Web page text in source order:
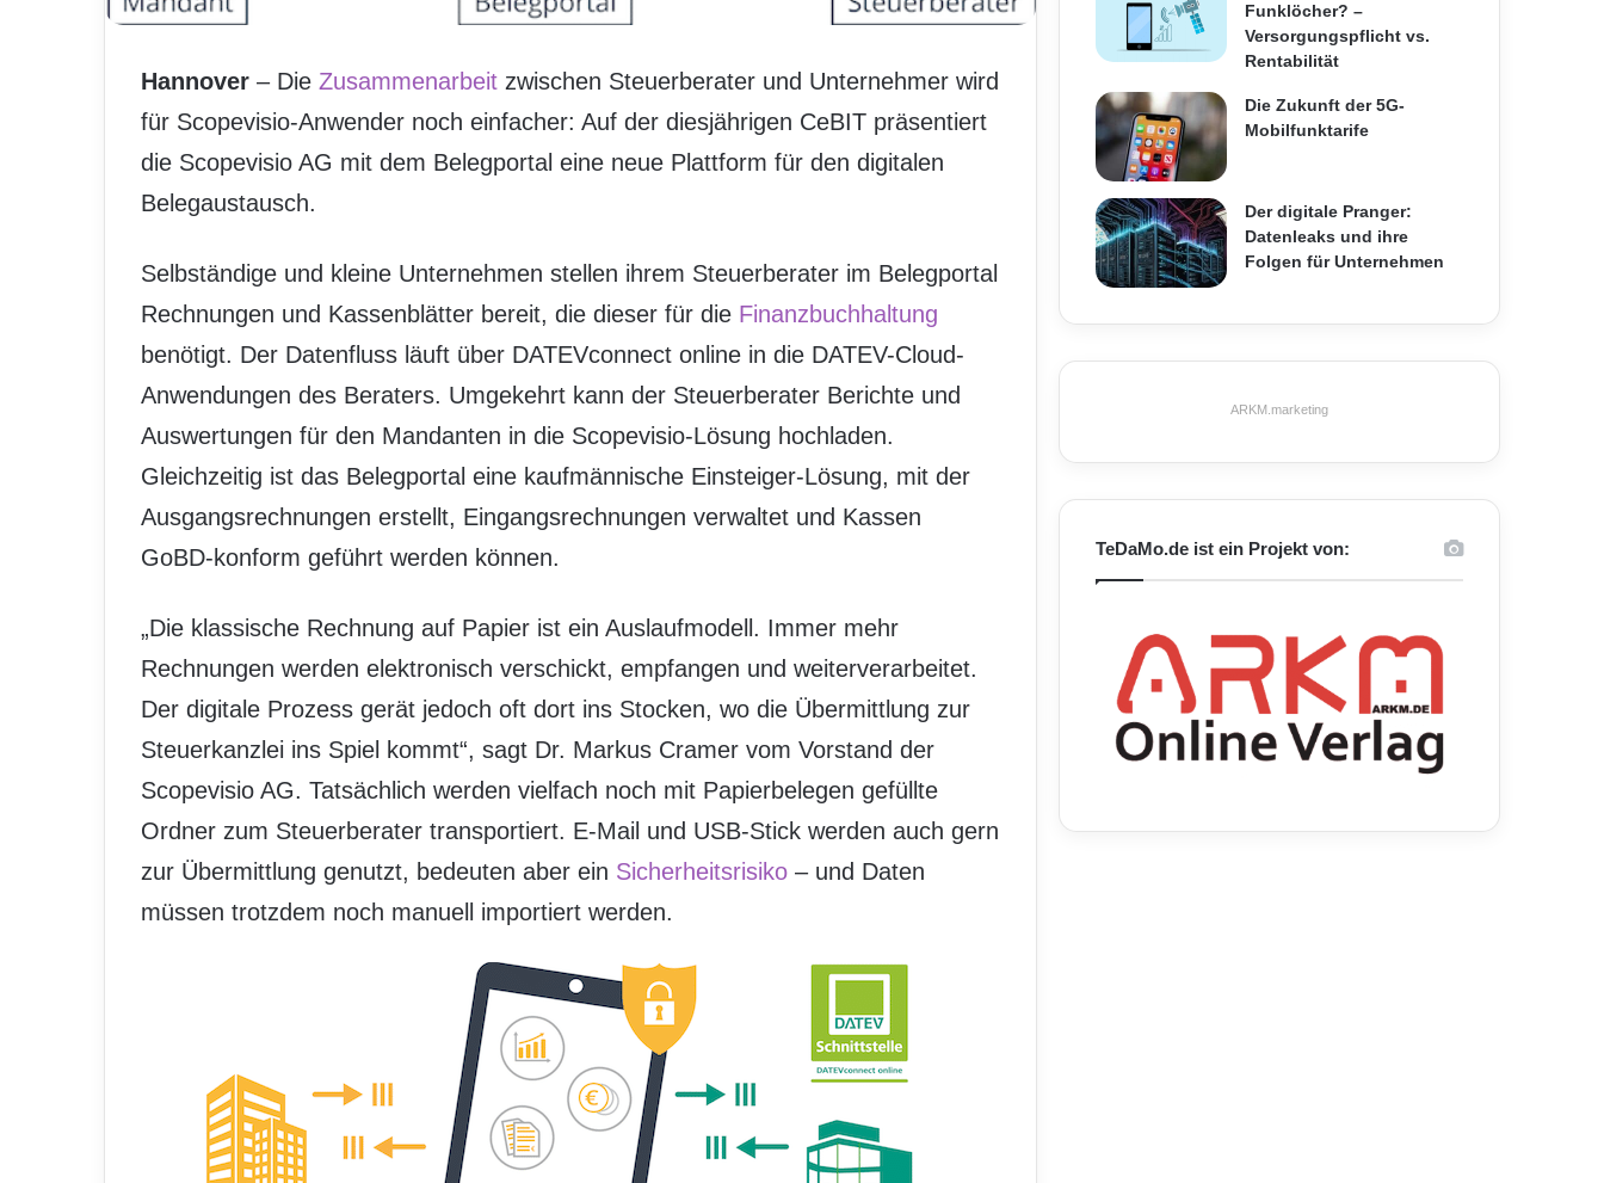
Hannover – Die Zusammenarbeit zwischen Steuerberater und Unternehmer wird
für Scopevisio-Anwender noch einfacher: Auf der diesjährigen CeBIT präsentiert
die Scopevisio AG mit dem Belegportal eine neue Plattform für den digitalen
Belegaustausch.
Selbständige und kleine Unternehmen stellen ihrem Steuerberater im Belegportal
Rechnungen und Kassenblätter bereit, die dieser für die Finanzbuchhaltung
benötigt. Der Datenfluss läuft über DATEVconnect online in die DATEV-Cloud-
Anwendungen des Beraters. Umgekehrt kann der Steuerberater Berichte und
Auswertungen für den Mandanten in die Scopevisio-Lösung hochladen.
Gleichzeitig ist das Belegportal eine kaufmännische Einsteiger-Lösung, mit der
Ausgangsrechnungen erstellt, Eingangsrechnungen verwaltet und Kassen
GoBD-konform geführt werden können.
„Die klassische Rechnung auf Papier ist ein Auslaufmodell. Immer mehr
Rechnungen werden elektronisch verschickt, empfangen und weiterverarbeitet.
Der digitale Prozess gerät jedoch oft dort ins Stocken, wo die Übermittlung zur
Steuerkanzlei ins Spiel kommt“, sagt Dr. Markus Cramer vom Vorstand der
Scopevisio AG. Tatsächlich werden vielfach noch mit Papierbelegen gefüllte
Ordner zum Steuerberater transportiert. E-Mail und USB-Stick werden auch gern
zur Übermittlung genutzt, bedeuten aber ein Sicherheitsrisiko – und Daten
müssen trotzdem noch manuell importiert werden.
Funklöcher? –
Versorgungspflicht vs.
Rentabilität
Die Zukunft der 5G-
Mobilfunktarife
Der digitale Pranger:
Datenleaks und ihre
Folgen für Unternehmen
ARKM.marketing
TeDaMo.de ist ein Projekt von: